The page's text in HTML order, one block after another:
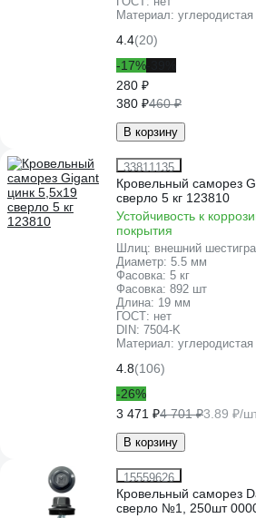
Материал: углеродистая
4.4(20)
-17%
280 ₽
380 ₽460 ₽
В корзину
33811135
Кровельный саморез
сверло 5 кг 123810
Устойчивость к
покрытия
Шлиц: внешний
Диаметр: 5.5 мм
Фасовка: 5 кг
Фасовка: 892 шт
Длина: 19 мм
ГОСТ: нет
DIN: 7504-K
Материал: углеродистая
4.8(106)
-26%
3 471 ₽4 701 ₽3.89 ₽/
В корзину
15559626
Кровельный саморез
сверло №1, 250шт